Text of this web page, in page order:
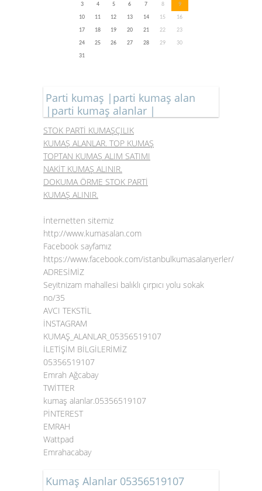
3
4 5 6 7 8
9
10
11 12 13 14 15
16
17
18 19 20 21 22
23
24
25 26 27 28 29
30
31
Parti kumaş |parti kumaş alan
|parti kumaş alanlar |
STOK PARTİ KUMAŞÇILIK
KUMAŞ ALANLAR. TOP KUMAŞ
TOPTAN KUMAŞ ALIM SATIMI
NAKİT KUMAŞ ALINIR.
DOKUMA ÖRME STOK PARTİ
KUMAŞ ALINIR.
İnternetten sitemiz
http://www.kumasalan.com
Facebook sayfamız
https://www.facebook.com/istanbulkumasalanyerler/
ADRESİMİZ
Seyitnizam mahallesi balıklı çırpıcı yolu sokak
no/35
AVCI TEKSTİL
İNSTAGRAM
KUMAŞ_ALANLAR_05356519107
İLETİŞİM BİLGİLERİMİZ
05356519107
Emrah Ağcabay
TWİTTER
kumaş alanlar.05356519107
PİNTEREST
EMRAH
Wattpad
Emrahacabay
Kumaş Alanlar 05356519107